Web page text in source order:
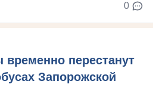
0
временно перестанут
Запорожской